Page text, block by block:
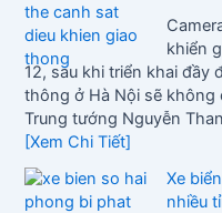
khiển
12, sau khi triển khai đầy
thông ở Hà Nội sẽ không
Trung tướng Nguyễn
[Xem Chi Tiết]
Xe
nhiều